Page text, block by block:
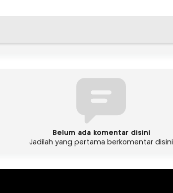
Belum ada komentar disini
Jadilah yang pertama berkomentar disini